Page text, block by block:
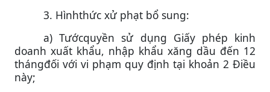
3. Hìnhthức xử phạt bổ sung:
a) Tướcquyền sử dụng Giấy phép kinh
doanh xuất khẩu, nhập khẩu xăng dầu đến 12
thángđối với vi phạm quy định tại khoản 2 Điều
này;